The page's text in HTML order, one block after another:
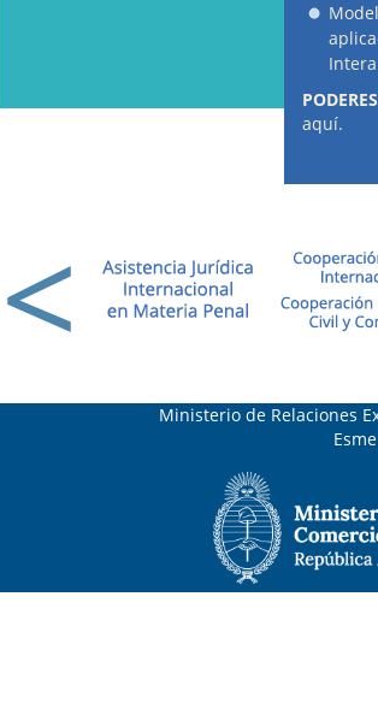
aquí.
Ministerio de Relaciones